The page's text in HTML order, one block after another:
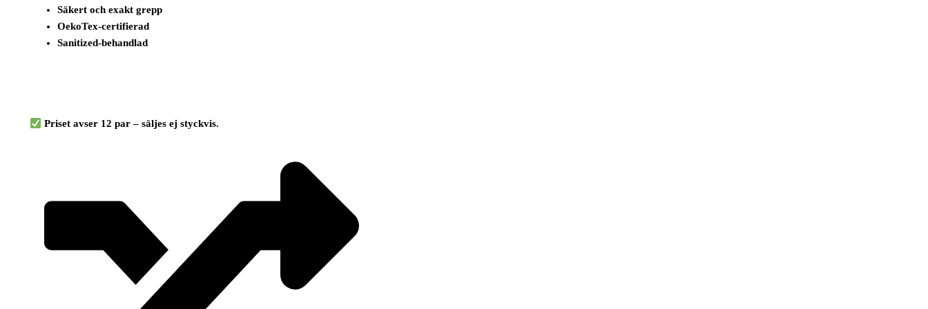
Säkert och exakt grepp
OekoTex-certifierad
Sanitized-behandlad
Priset avser 12 par – säljes ej styckvis.